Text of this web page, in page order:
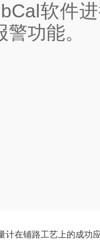
软件
功能。
计在铺路工艺上的成功